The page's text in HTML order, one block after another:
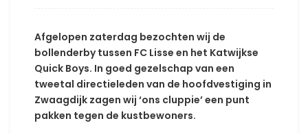
Afgelopen zaterdag bezochten wij de
bollenderby tussen FC Lisse en het Katwijkse
Quick Boys. In goed gezelschap van een
tweetal directieleden van de hoofdvestiging in
Zwaagdijk zagen wij ‘ons cluppie’ een punt
pakken tegen de kustbewoners.